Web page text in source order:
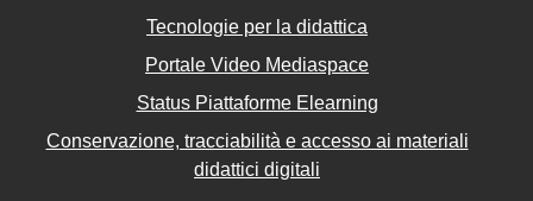
Tecnologie per la didattica
Portale Video Mediaspace
Status Piattaforme Elearning
Conservazione, tracciabilità e accesso ai materiali
didattici digitali